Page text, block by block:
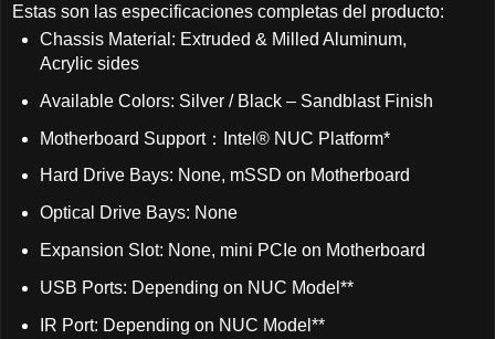
Estas son las especificaciones completas del producto:
Chassis Material: Extruded & Milled Aluminum,
Acrylic sides
Available Colors: Silver / Black – Sandblast Finish
Motherboard Support：Intel® NUC Platform*
Hard Drive Bays: None, mSSD on Motherboard
Optical Drive Bays: None
Expansion Slot: None, mini PCIe on Motherboard
USB Ports: Depending on NUC Model**
IR Port: Depending on NUC Model**